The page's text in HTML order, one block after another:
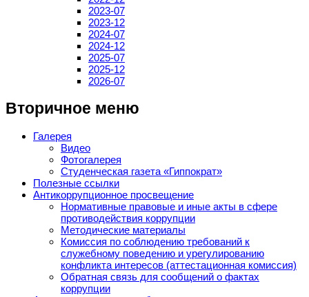
2023-07
2023-12
2024-07
2024-12
2025-07
2025-12
2026-07
Вторичное меню
Галерея
Видео
Фотогалерея
Студенческая газета «Гиппократ»
Полезные ссылки
Антикоррупционное просвещение
Нормативные правовые и иные акты в сфере
противодействия коррупции
Методические материалы
Комиссия по соблюдению требований к
служебному поведению и урегулированию
конфликта интересов (аттестационная комиссия)
Обратная связь для сообщений о фактах
коррупции